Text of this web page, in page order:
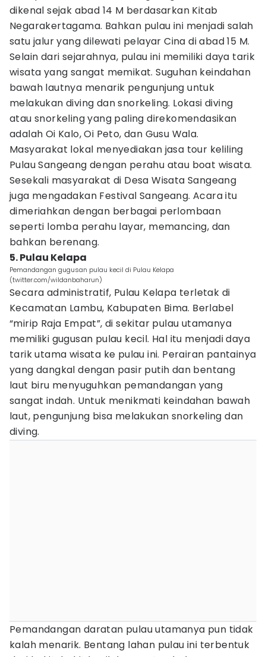
dikenal sejak abad 14 M berdasarkan Kitab
Negarakertagama. Bahkan pulau ini menjadi salah
satu jalur yang dilewati pelayar Cina di abad 15 M.
Selain dari sejarahnya, pulau ini memiliki daya tarik
wisata yang sangat memikat. Suguhan keindahan
bawah lautnya menarik pengunjung untuk
melakukan diving dan snorkeling. Lokasi diving
atau snorkeling yang paling direkomendasikan
adalah Oi Kalo, Oi Peto, dan Gusu Wala.
Masyarakat lokal menyediakan jasa tour keliling
Pulau Sangeang dengan perahu atau boat wisata.
Sesekali masyarakat di Desa Wisata Sangeang
juga mengadakan Festival Sangeang. Acara itu
dimeriahkan dengan berbagai perlombaan
seperti lomba perahu layar, memancing, dan
bahkan berenang.
5. Pulau Kelapa
Pemandangan gugusan pulau kecil di Pulau Kelapa
(twitter.com/wildanbaharun)
Secara administratif, Pulau Kelapa terletak di
Kecamatan Lambu, Kabupaten Bima. Berlabel
“mirip Raja Empat”, di sekitar pulau utamanya
memiliki gugusan pulau kecil. Hal itu menjadi daya
tarik utama wisata ke pulau ini. Perairan pantainya
yang dangkal dengan pasir putih dan bentang
laut biru menyuguhkan pemandangan yang
sangat indah. Untuk menikmati keindahan bawah
laut, pengunjung bisa melakukan snorkeling dan
diving.
Pemandangan daratan pulau utamanya pun tidak
kalah menarik. Bentang lahan pulau ini terbentuk